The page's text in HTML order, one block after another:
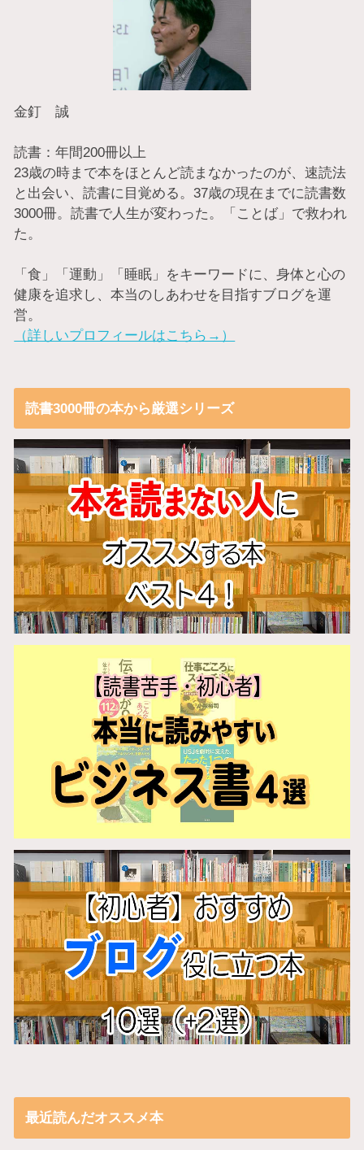
金釘 誠
読書：年間200冊以上
23歳の時まで本をほとんど読まなかったのが、速読法
と出会い、読書に目覚める。37歳の現在までに読書数
3000冊。読書で人生が変わった。「ことば」で救われ
た。
「食」「運動」「睡眠」をキーワードに、身体と心の
健康を追求し、本当のしあわせを目指すブログを運
営。
（詳しいプロフィールはこちら→）
読書3000冊の本から厳選シリーズ
最近読んだオススメ本